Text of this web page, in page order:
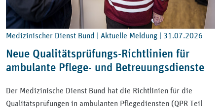
Medizinischer Dienst Bund | Aktuelle Meldung | 31.07.2026
Neue Qualitätsprüfungs-Richtlinien für
ambulante Pflege- und Betreuungsdienste
Der Medizinische Dienst Bund hat die Richtlinien für die
Qualitätsprüfungen in ambulanten Pflegediensten (QPR Teil